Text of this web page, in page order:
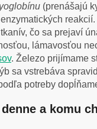
(prenášajú
čo sa prejaví
lámavosťou
. Železo prijímame
sa vstrebáva
potreby
a komu